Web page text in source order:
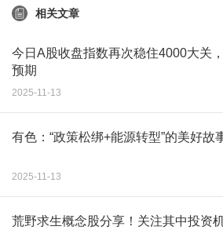
相关文章
今日A股收盘指数再次稳住4000大关
预期
2025-11-13
有色：“政策松绑+能源转型”的美好故
2025-11-13
荒野求生概念股分享！关注其中投资